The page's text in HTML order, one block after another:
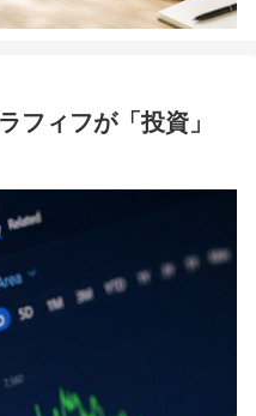
フィフが「投資」